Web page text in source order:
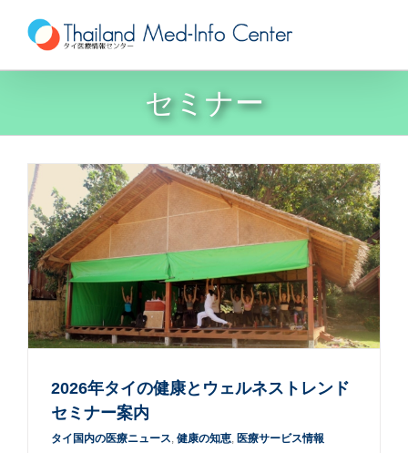
content
セミナー
2026年タイの健康とウェルネストレンド
セミナー案内
タイ国内の医療ニュース 健康の知恵 医療サービス情報